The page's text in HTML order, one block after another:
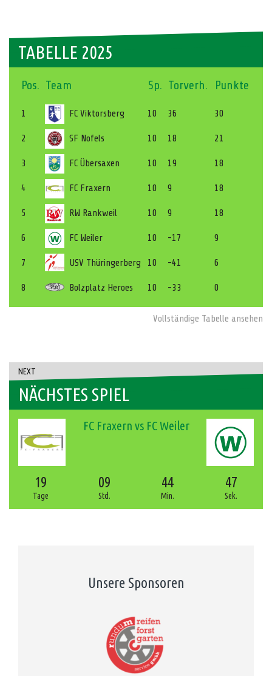
TABELLE 2025
Pos. Team Sp. Torverh. Punkte
1 FC Viktorsberg 10 36 30
2 SF Nofels 10 18 21
3 FC Übersaxen 10 19 18
4 FC Fraxern 10 9 18
5 RW Rankweil 10 9 18
6 FC Weiler 10 -17 9
7 USV Thüringerberg 10 -41 6
8 Bolzplatz Heroes 10 -33 0
Vollständige Tabelle ansehen
NEXT
NÄCHSTES SPIEL
FC Fraxern vs FC Weiler
19
Tage
09
Std.
44
Min.
47
Sek.
Unsere Sponsoren